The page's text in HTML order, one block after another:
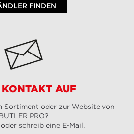
FINDEN
AUF
Sortiment oder zur Website von
BUTLER PRO?
schreib eine E-Mail.